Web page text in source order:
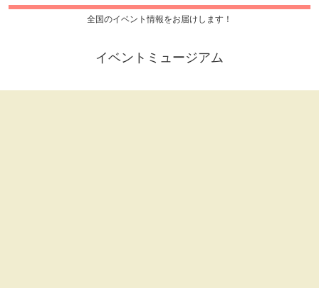
全国のイベント情報をお届けします！
イベントミュージアム